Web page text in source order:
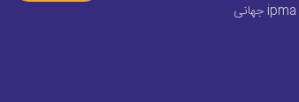
ipma جهانی